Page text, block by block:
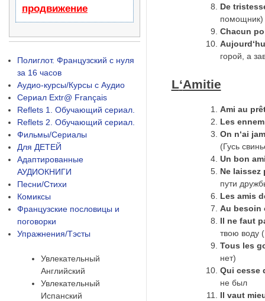
De
помощник)
Chacun
Aujourd‘
горой, а
L‘Amitie
Ami au prê
Les
On n‘ai
(Гусь
Un bon
Ne laissez
пути
Les amis
Au besoin
Il ne faut
твою воду
Tous les
нет)
Qui cesse
не был
Il vaut
продвижение
Полиглот. Французский с нуля
за 16 часов
Аудио-курсы/Курсы с Аудио
Сериал Extr@ Français
Reflets 1. Обучающий сериал.
Reflets 2. Обучающий сериал.
Фильмы/Сериалы
Для ДЕТЕЙ
Адаптированные
АУДИОКНИГИ
Песни/Стихи
Комиксы
Французские пословицы и
поговорки
Упражнения/Тэсты
Увлекательный
Английский
Увлекательный
Испанский